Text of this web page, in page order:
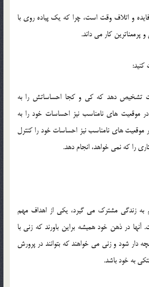
و اتلاف وقت است، چرا که يک پياده روي با
کار مي داند.
تشخيص دهد که کي و کجا احساساتش را به
هاي نامناسب نيز احساسات خود را به
هاي نامناسب نيز احساسات خود را کنترل
را که نمي خواهد، انجام دهد.
زندگي مشترک مي گيرد، يکي از اهداف مهم
در ذهن خود هميشه براين باورند که زني با
دار شود و زني مي خواهند که بتوانند در پرورش
به خود باشد.